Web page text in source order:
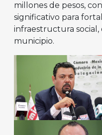
millones de pesos,
significativo para
infraestructura social,
municipio.